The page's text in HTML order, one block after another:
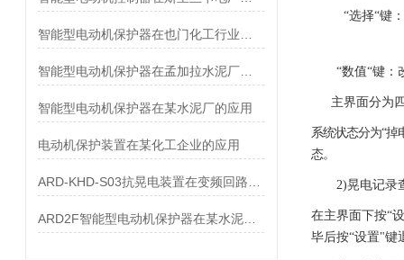
智能型电动机保护器在某水泥厂的应用
电动机保护装置在某化工企业的应用
“选择“键
“数值“键：
主界面分为
系统状态分为“掉
态。
2)晃电记录
在主界面下按“
毕后按“设置"键